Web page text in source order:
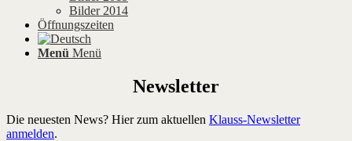
Bilder 2014
Öffnungszeiten
Menü Menü
Newsletter
Die neuesten News? Hier zum aktuellen Klauss-Newsletter
anmelden.